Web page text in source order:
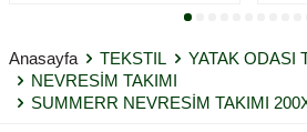
Anasayfa TEKSTIL
YATAK ODASI
NEVRESİM TAKIMI
SUMMERR NEVRESİM TAKIMI